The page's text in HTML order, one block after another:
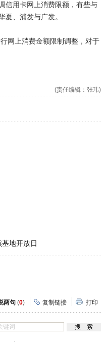
用卡网上消费限额，有些与
夏、浦发与广发。
网上消费金额限制调整，对于
(责任编辑：张玮)
地开放日
两句 (0) 复制链接 打印